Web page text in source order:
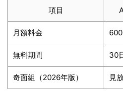
項目
月額料金 600
無料期間 30
奇面組（2026年版） 見